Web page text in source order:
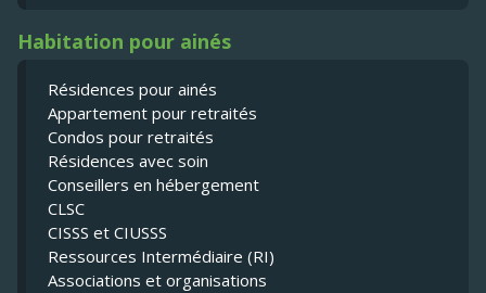
Habitation pour ainés
Résidences pour ainés
Appartement pour retraités
Condos pour retraités
Résidences avec soin
Conseillers en hébergement
CLSC
CISSS et CIUSSS
Ressources Intermédiaire (RI)
Associations et organisations